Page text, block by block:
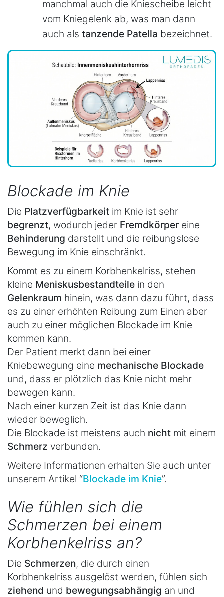
manchmal auch die Kniescheibe leicht
vom Kniegelenk ab, was man dann
auch als tanzende Patella bezeichnet.
Blockade im Knie
Die Platzverfügbarkeit im Knie ist sehr
begrenzt, wodurch jeder Fremdkörper eine
Behinderung darstellt und die reibungslose
Bewegung im Knie einschränkt.
Kommt es zu einem Korbhenkelriss, stehen
kleine Meniskusbestandteile in den
Gelenkraum hinein, was dann dazu führt, dass
es zu einer erhöhten Reibung zum Einen aber
auch zu einer möglichen Blockade im Knie
kommen kann.
Der Patient merkt dann bei einer
Kniebewegung eine mechanische Blockade
und, dass er plötzlich das Knie nicht mehr
bewegen kann.
Nach einer kurzen Zeit ist das Knie dann
wieder beweglich.
Die Blockade ist meistens auch nicht mit einem
Schmerz verbunden.
Weitere Informationen erhalten Sie auch unter
unserem Artikel “Blockade im Knie”.
Wie fühlen sich die
Schmerzen bei einem
Korbhenkelriss an?
Die Schmerzen, die durch einen
Korbhenkelriss ausgelöst werden, fühlen sich
ziehend und bewegungsabhängig an und